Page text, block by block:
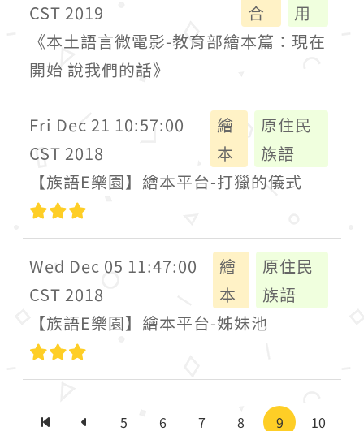
CST 2019
合
用
《本土語言微電影-教育部繪本篇：現在
開始 說我們的話》
Fri Dec 21 10:57:00
CST 2018
繪
本
原住民
族語
【族語E樂園】繪本平台-打獵的儀式
Wed Dec 05 11:47:00
CST 2018
繪
本
原住民
族語
【族語E樂園】繪本平台-姊妹池
5 6 7 8 9 10